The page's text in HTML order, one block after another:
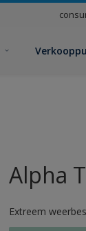
Alpha
Extreem